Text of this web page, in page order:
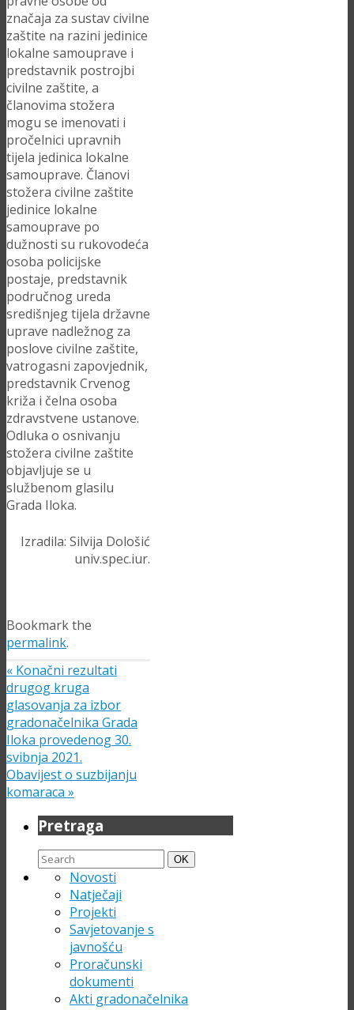
značaja za sustav civilne
zaštite na razini jedinice
lokalne samouprave i
predstavnik postrojbi
civilne zaštite, a
članovima stožera
mogu se imenovati i
pročelnici upravnih
tijela jedinica lokalne
samouprave. Članovi
stožera civilne zaštite
jedinice lokalne
samouprave po
dužnosti su rukovodeća
osoba policijske
postaje, predstavnik
područnog ureda
središnjeg tijela državne
uprave nadležnog za
poslove civilne zaštite,
vatrogasni zapovjednik,
predstavnik Crvenog
križa i čelna osoba
zdravstvene ustanove.
Odluka o osnivanju
stožera civilne zaštite
objavljuje se u
službenom glasilu
Grada Iloka.
Izradila: Silvija Dološić
univ.spec.iur.
Bookmark the
permalink.
« Konačni rezultati
drugog kruga
glasovanja za izbor
gradonačelnika Grada
Iloka provedenog 30.
svibnja 2021.
Obavijest o suzbijanju
komaraca »
Pretraga
Search
for:
Search
OK
Novosti
Natječaji
Projekti
Savjetovanje s
javnošću
Proračunski
dokumenti
Akti gradonačelnika